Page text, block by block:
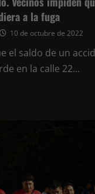
a la fuga
10 de octubre de 2022
el saldo de un
en la calle 22...